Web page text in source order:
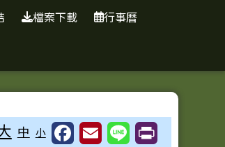
檔案下載 行事曆
⏸
中 小